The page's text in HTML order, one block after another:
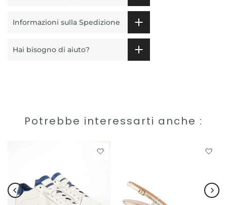
Informazioni sulla Spedizione
Hai bisogno di aiuto?
Potrebbe interessarti anche :